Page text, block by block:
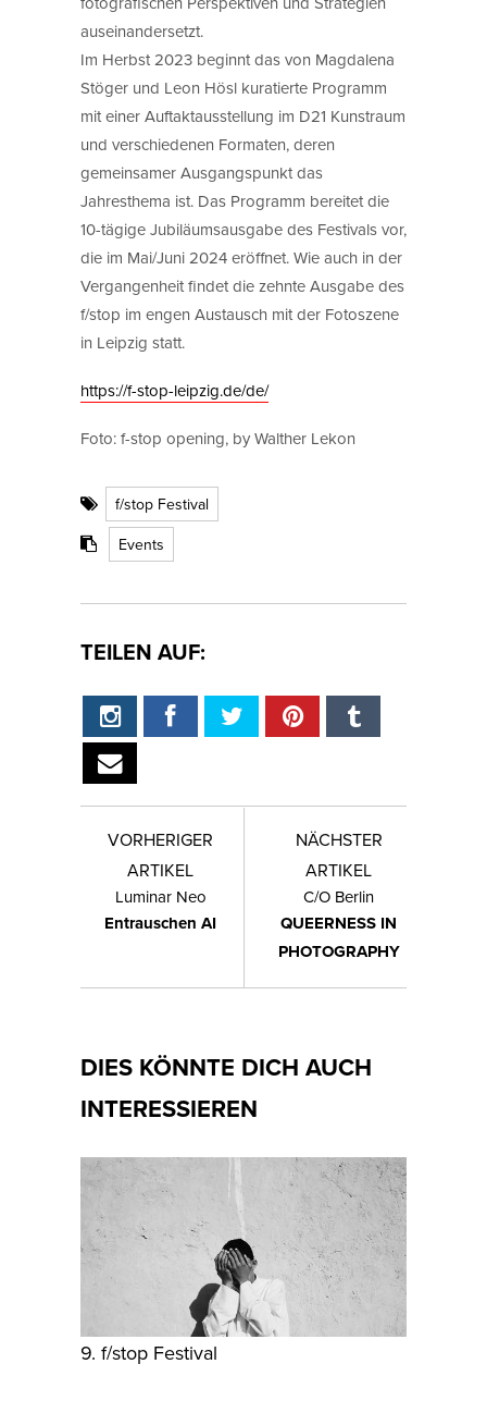
auseinandersetzt.
Im Herbst 2023 beginnt das von Magdalena
Stöger und Leon Hösl kuratierte Programm
mit einer Auftaktausstellung im D21 Kunstraum
und verschiedenen Formaten, deren
gemeinsamer Ausgangspunkt das
Jahresthema ist. Das Programm bereitet die
10-tägige Jubiläumsausgabe des Festivals vor,
die im Mai/Juni 2024 eröffnet. Wie auch in der
Vergangenheit findet die zehnte Ausgabe des
f/stop im engen Austausch mit der Fotoszene
in Leipzig statt.
https://f-stop-leipzig.de/de/
Foto: f-stop opening, by Walther Lekon
f/stop Festival
Events
TEILEN AUF:
VORHERIGER
ARTIKEL
Luminar Neo
Entrauschen AI
NÄCHSTER
ARTIKEL
C/O Berlin
QUEERNESS IN
PHOTOGRAPHY
DIES KÖNNTE DICH AUCH
INTERESSIEREN
9. f/stop Festival